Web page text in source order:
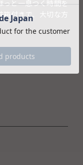
っと一息つく時間を
付きで、大切な方